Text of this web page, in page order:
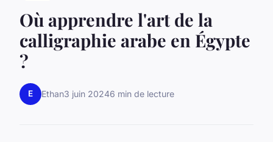
Où apprendre l'art de la
calligraphie arabe en Égypte
?
E Ethan3 juin 20246 min de lecture